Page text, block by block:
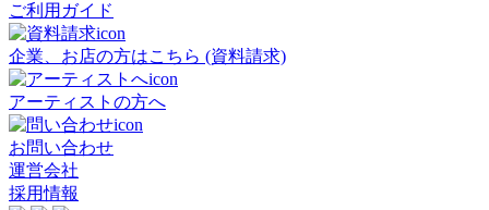
ご利用ガイド
企業、お店の方はこちら (資料請求)
アーティストの方へ
お問い合わせ
運営会社
採用情報